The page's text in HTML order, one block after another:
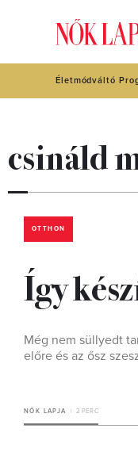
Életmódváltó
csináld
OTTHON
Így
Még nem süllyedt
előre és az ősz
NŐK LAPJA 2 PERC